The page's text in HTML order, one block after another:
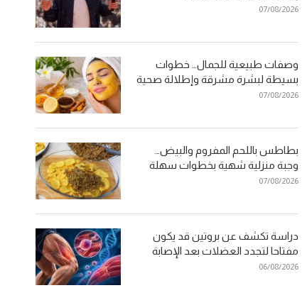
07/08/2026
وصفات طبيعية للجمال… خطوات
بسيطة لبشرة مشرقة وإطلالة صحية
07/08/2026
بطاطس باللحم المفروم والبيض…
وجبة منزلية شهية بخطوات سهلة
07/08/2026
دراسة تكشف عن بروتين قد يكون
مفتاحا لتجدد العضلات بعد الإصابة
06/08/2026